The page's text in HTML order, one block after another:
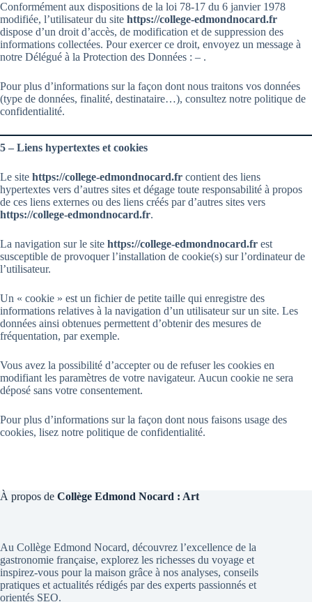
Conformément aux dispositions de la loi 78-17 du 6 janvier 1978
modifiée, l’utilisateur du site https://college-edmondnocard.fr
dispose d’un droit d’accès, de modification et de suppression des
informations collectées. Pour exercer ce droit, envoyez un message à
notre Délégué à la Protection des Données : – .
Pour plus d’informations sur la façon dont nous traitons vos données
(type de données, finalité, destinataire…), consultez notre politique de
confidentialité.
5 – Liens hypertextes et cookies
Le site https://college-edmondnocard.fr contient des liens
hypertextes vers d’autres sites et dégage toute responsabilité à propos
de ces liens externes ou des liens créés par d’autres sites vers
https://college-edmondnocard.fr.
La navigation sur le site https://college-edmondnocard.fr est
susceptible de provoquer l’installation de cookie(s) sur l’ordinateur de
l’utilisateur.
Un « cookie » est un fichier de petite taille qui enregistre des
informations relatives à la navigation d’un utilisateur sur un site. Les
données ainsi obtenues permettent d’obtenir des mesures de
fréquentation, par exemple.
Vous avez la possibilité d’accepter ou de refuser les cookies en
modifiant les paramètres de votre navigateur. Aucun cookie ne sera
déposé sans votre consentement.
Pour plus d’informations sur la façon dont nous faisons usage des
cookies, lisez notre politique de confidentialité.
À propos de Collège Edmond Nocard : Art
Au Collège Edmond Nocard, découvrez l’excellence de la
gastronomie française, explorez les richesses du voyage et
inspirez-vous pour la maison grâce à nos analyses, conseils
pratiques et actualités rédigés par des experts passionnés et
orientés SEO.